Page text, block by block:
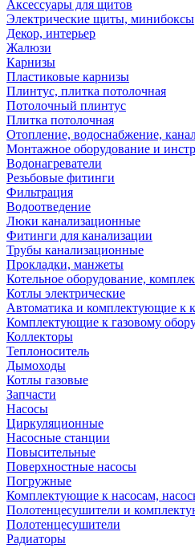
Аксессуары для щитов
Электрические щиты, минибоксы
Декор, интерьер
Жалюзи
Карнизы
Пластиковые карнизы
Плинтус, плитка потолочная
Потолочный плинтус
Плитка потолочная
Отопление, водоснабжение,
Монтажное оборудование и
Водонагреватели
Резьбовые фитинги
Фильтрация
Водоотведение
Люки канализационные
Фитинги для канализации
Трубы канализационные
Прокладки, манжеты
Котельное оборудование,
Котлы электрические
Автоматика и комплектующие к
Комплектующие к газовому
Коллекторы
Теплоноситель
Дымоходы
Котлы газовые
Запчасти
Насосы
Циркуляционные
Насосные станции
Повысительные
Поверхностные насосы
Погружные
Комплектующие к насосам,
Полотенцесушители и
Полотенцесушители
Радиаторы